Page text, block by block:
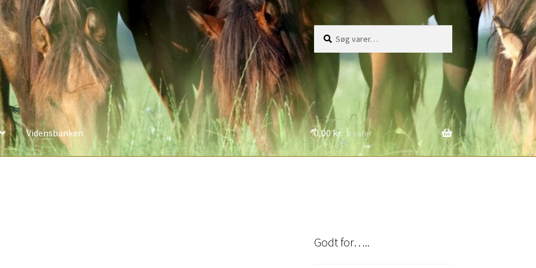
efter:
Vidensbanken 0,00kr. 0 varer
Godt for…..